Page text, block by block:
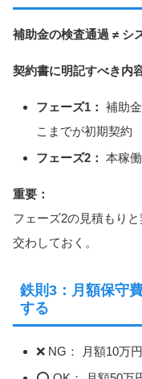
補助金の検査通過 ≠ シ
契約書に明記すべき内
フェーズ1： 補助
こまでが初期契約
フェーズ2： 本稼
重要：
フェーズ2の見積もり
交わしておく。
鉄則3：月額保守
する
❌ NG： 月額10万